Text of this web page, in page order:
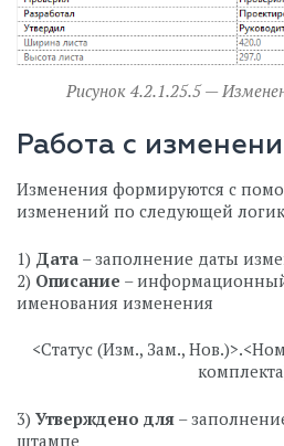
Рисунок 4.2.1.25.5 —
Работа с
Изменения формируются с
изменений по следующей
1) Дата – заполнение даты
2) Описание –
именования изменения
<Статус (Изм., Зам.,
3) Утверждено для –
штампе